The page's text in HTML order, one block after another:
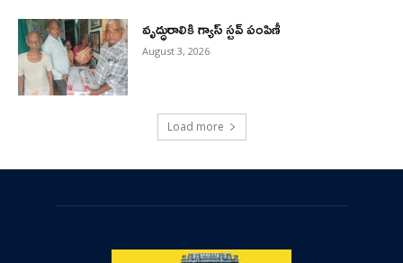
వృద్ధురాలికి గ్యాస్ స్టవ్ పంపిణీ
August 3, 2026
Load more